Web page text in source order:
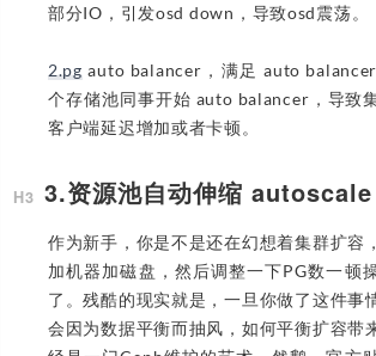
部分IO，引发osd down，导致osd震荡。
2.pg auto balancer，满足 auto
个存储池同事开始 auto balancer，导致
客户端延迟增加或者卡顿。
3.资源池自动伸缩 autoscale
作为新手，你是不是还在幻想着集群扩容
加机器加磁盘，然后调整一下PG数一顿
了。残酷的现实就是，一旦你做了这件事
会因为数据平衡而抽风，如何平衡扩容带